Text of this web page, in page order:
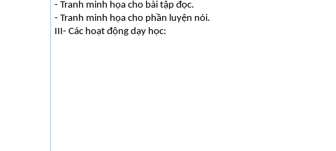
- Tranh minh họa cho bài tập đọc.
- Tranh minh họa cho phần luyện nói.
III- Các hoạt động dạy học: